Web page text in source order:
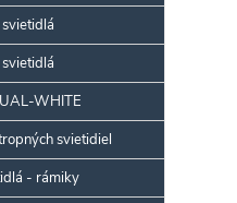
WHITE
svietidiel
- rámiky